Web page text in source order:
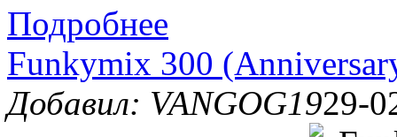
Подробнее
Funkymix 300
Добавил: VANGOG1929-